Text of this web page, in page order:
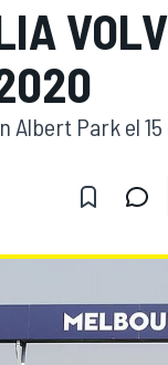
Park el